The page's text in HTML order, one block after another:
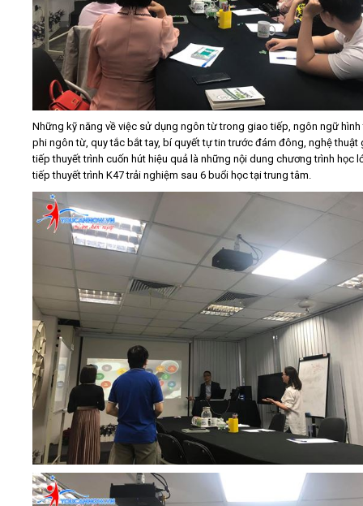
Những kỹ năng về việc sử dụng ngôn từ trong giao tiếp, ngôn ngữ hình
phi ngôn từ, quy tắc bắt tay, bí quyết tự tin trước đám đông, nghệ thuật
tiếp thuyết trình cuốn hút hiệu quả là những nội dung chương trình học
tiếp thuyết trình K47 trải nghiệm sau 6 buổi học tại trung tâm.